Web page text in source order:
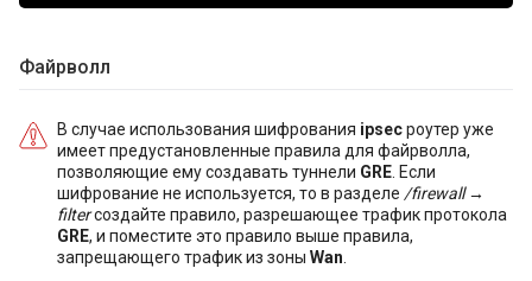
Файрволл
В случае использования шифрования ipsecроутер уже
имеет предустановленные правила для файрволла,
позволяющие ему создавать туннели GRE. Если
шифрование не используется, то в разделе /firewall →
filterсоздайте правило, разрешающее трафик протокола
GRE, и поместите это правило выше правила,
запрещающего трафик из зоны Wan.